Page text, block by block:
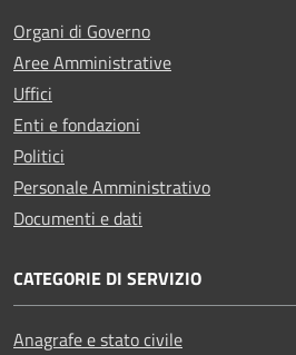
Organi di Governo
Aree Amministrative
Uffici
Enti e fondazioni
Politici
Personale Amministrativo
Documenti e dati
CATEGORIE DI SERVIZIO
Anagrafe e stato civile